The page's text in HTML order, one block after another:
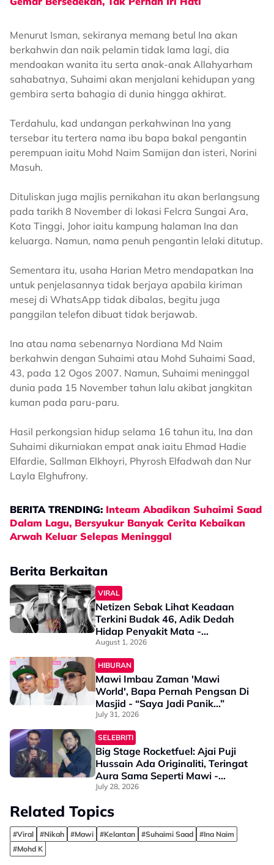
Menurut Isman, sekiranya memang betul Ina akan
berkahwin dan naik pelamin tidak lama lagi, dia
mendoakan wanita itu serta anak-anak Allahyarham
sahabatnya, Suhaimi akan menjalani kehidupan yang
gembira serta bahagia di dunia hingga akhirat.
Terdahulu, kad undangan perkahwinan Ina yang
tersebar itu tertera nama ibu bapa bakal pengantin
perempuan iaitu Mohd Naim Samijan dan isteri, Norini
Masuh.
Dituliskan juga majlis pernikahan itu akan berlangsung
pada tarikh 8 November di lokasi Felcra Sungai Ara,
Kota Tinggi, Johor iaitu kampung halaman Ina dan
keluarga. Namun, nama penuh pengantin lelaki ditutup.
Sementara itu, usaha Harian Metro mendapatkan Ina
untuk penjelasannya tidak berjaya apabila kiriman
mesej di WhatsApp tidak dibalas, begitu juga
panggilan telefon dibuat tidak berjawab.
Ina atau nama sebenarnya Nordiana Md Naim
berkahwin dengan Suhaimi atau Mohd Suhaimi Saad,
43, pada 12 Ogos 2007. Namun, Suhaimi meninggal
dunia pada 15 November tahun lalu akibat jangkitan
kuman pada paru-paru.
Hasil perkongsian hidup selama 16 tahun itu, Ina dan
Suhaimi dikurniakan empat anak iaitu Ehmad Hadie
Elfardie, Sallman Elkhoyri, Phyrosh Elfadwah dan Nur
Layla Elghufrony.
BERITA TRENDING: Inteam Abadikan Suhaimi Saad
Dalam Lagu, Bersyukur Banyak Cerita Kebaikan
Arwah Keluar Selepas Meninggal
Berita Berkaitan
VIRAL
Netizen Sebak Lihat Keadaan
Terkini Budak 46, Adik Dedah
Hidap Penyakit Mata -
“Penglihatan Dia Memang Slowly
Makin Tak Nampak…”
August 1, 2026
HIBURAN
Mawi Imbau Zaman 'Mawi
World', Bapa Pernah Pengsan Di
Masjid - “Saya Jadi Panik…”
July 31, 2026
SELEBRITI
Big Stage Rocketfuel: Ajai Puji
Hussain Ada Originaliti, Teringat
Aura Sama Seperti Mawi -
“Ubahlah Macam Mana Pun, Itu
July 28, 2026
Related Topics
#Viral #Nikah #Mawi #Kelantan #Suhaimi Saad
#Ina Naim
#Mohd K